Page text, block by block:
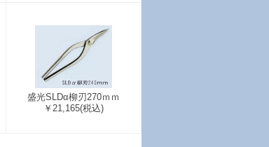
盛光SLDα柳刃270ｍｍ
￥21,165(税込)